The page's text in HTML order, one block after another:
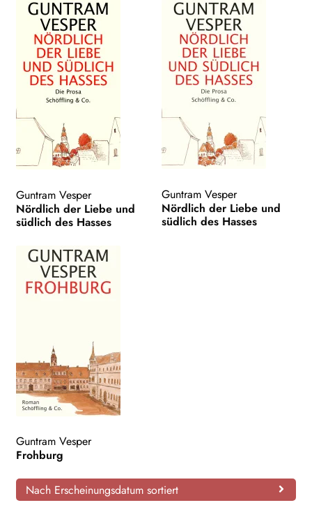
Guntram Vesper
Nördlich der Liebe und
südlich des Hasses
Guntram Vesper
Nördlich der Liebe und
südlich des Hasses
Guntram Vesper
Frohburg
Nach Erscheinungsdatum sortiert